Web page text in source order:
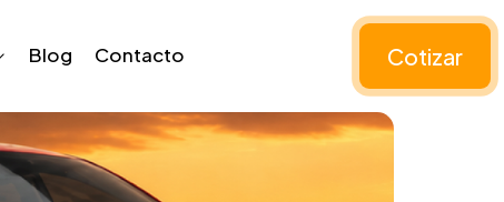
Blog Contacto Cotizar